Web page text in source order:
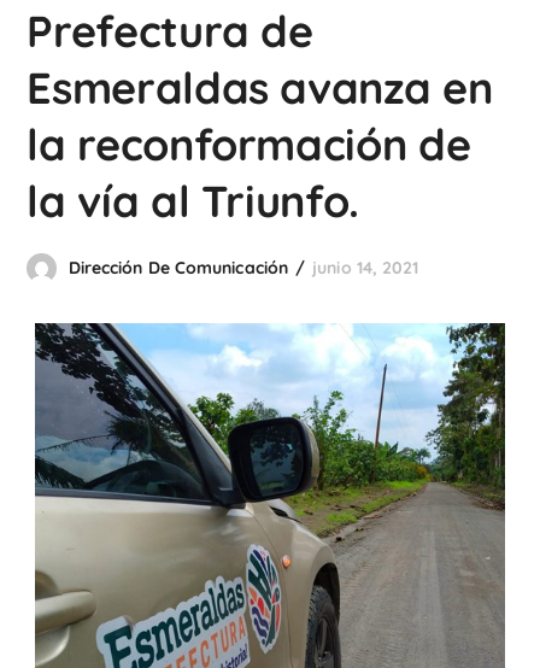
Prefectura de
Esmeraldas avanza en
la reconformación de
la vía al Triunfo.
Dirección De Comunicación junio 14, 2021